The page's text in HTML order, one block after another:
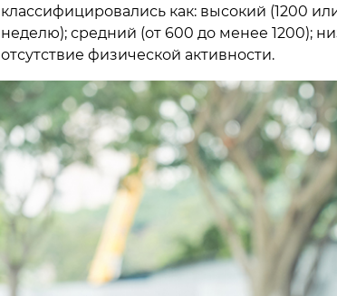
классифицировались как: высокий (1200
неделю); средний (от 600 до менее 1200);
отсутствие физической активности.